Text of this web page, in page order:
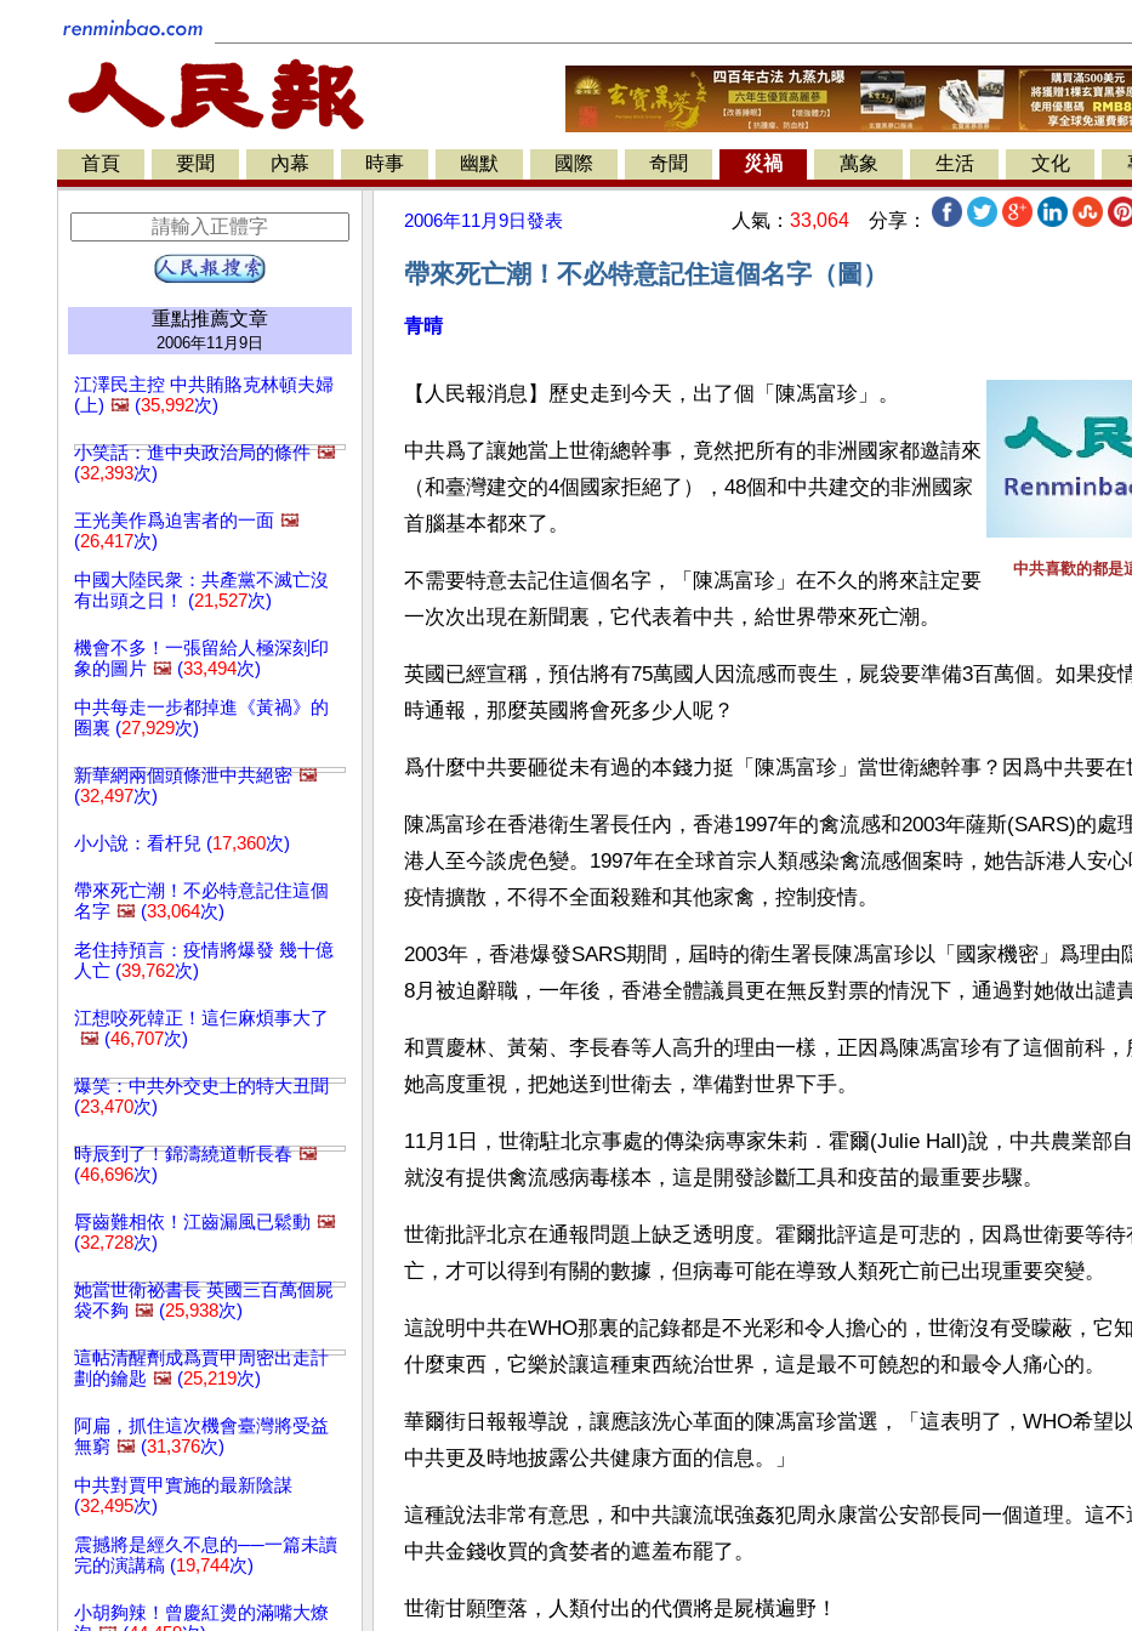
首頁 要聞 內幕 時事 幽默 國際 奇聞 災禍 萬象 生活 文化
重點推薦文章
2006年11月9日
江澤民主控 中共賄賂克林頓夫婦
(上) 🖼️ (35,992次)
小笑話：進中央政治局的條件 🖼️
(32,393次)
王光美作爲迫害者的一面 🖼️
(26,417次)
中國大陸民衆：共產黨不滅亡沒
有出頭之日！ (21,527次)
機會不多！一張留給人極深刻印
象的圖片 🖼️ (33,494次)
中共每走一步都掉進《黃禍》的
圈裏 (27,929次)
新華網兩個頭條泄中共絕密 🖼️
(32,497次)
小小說：看杆兒 (17,360次)
帶來死亡潮！不必特意記住這個
名字 🖼️ (33,064次)
老住持預言：疫情將爆發 幾十億
人亡 (39,762次)
江想咬死韓正！這仨麻煩事大了
🖼️ (46,707次)
爆笑：中共外交史上的特大丑聞
(23,470次)
時辰到了！錦濤繞道斬長春 🖼️
(46,696次)
脣齒難相依！江齒漏風已鬆動 🖼️
(32,728次)
她當世衛祕書長 英國三百萬個屍
袋不夠 🖼️ (25,938次)
這帖清醒劑成爲賈甲周密出走計
劃的鑰匙 🖼️ (25,219次)
阿扁，抓住這次機會臺灣將受益
無窮 🖼️ (31,376次)
中共對賈甲實施的最新陰謀
(32,495次)
震撼將是經久不息的──一篇未讀
完的演講稿 (19,744次)
小胡夠辣！曾慶紅燙的滿嘴大燎
2006年11月9日發表 人氣： 33,064 分享：
帶來死亡潮！不必特意記住這個名字（圖）
青晴
中共喜歡的都是
【人民報消息】歷史走到今天，出了個「陳馮富珍」。
中共爲了讓她當上世衛總幹事，竟然把所有的非洲國家都邀請來
（和臺灣建交的4個國家拒絕了），48個和中共建交的非洲國家
首腦基本都來了。
不需要特意去記住這個名字，「陳馮富珍」在不久的將來註定要
一次次出現在新聞裏，它代表着中共，給世界帶來死亡潮。
英國已經宣稱，預估將有75萬國人因流感而喪生，屍袋要準備3百萬個。如果疫
時通報，那麼英國將會死多少人呢？
爲什麼中共要砸從未有過的本錢力挺「陳馮富珍」當世衛總幹事？因爲中共要在
陳馮富珍在香港衛生署長任內，香港1997年的禽流感和2003年薩斯(SARS)的處
港人至今談虎色變。1997年在全球首宗人類感染禽流感個案時，她告訴港人安
疫情擴散，不得不全面殺雞和其他家禽，控制疫情。
2003年，香港爆發SARS期間，屆時的衛生署長陳馮富珍以「國家機密」爲理由
8月被迫辭職，一年後，香港全體議員更在無反對票的情況下，通過對她做出譴責
和賈慶林、黃菊、李長春等人高升的理由一樣，正因爲陳馮富珍有了這個前科，
她高度重視，把她送到世衛去，準備對世界下手。
11月1日，世衛駐北京事處的傳染病專家朱莉．霍爾(Julie Hall)說，中共農業部
就沒有提供禽流感病毒樣本，這是開發診斷工具和疫苗的最重要步驟。
世衛批評北京在通報問題上缺乏透明度。霍爾批評這是可悲的，因爲世衛要等待
亡，才可以得到有關的數據，但病毒可能在導致人類死亡前已出現重要突變。
這說明中共在WHO那裏的記錄都是不光彩和令人擔心的，世衛沒有受矇蔽，它
什麼東西，它樂於讓這種東西統治世界，這是最不可饒恕的和最令人痛心的。
華爾街日報報導說，讓應該洗心革面的陳馮富珍當選，「這表明了，WHO希望
中共更及時地披露公共健康方面的信息。」
這種說法非常有意思，和中共讓流氓強姦犯周永康當公安部長同一個道理。這不
中共金錢收買的貪婪者的遮羞布罷了。
世衛甘願墮落，人類付出的代價將是屍橫遍野！